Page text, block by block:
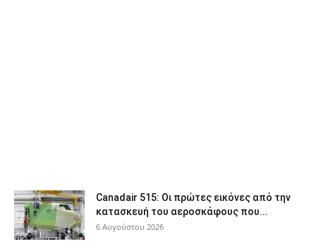
Canadair 515: Οι πρώτες εικόνες από την
κατασκευή του αεροσκάφους που...
6 Αυγούστου 2026